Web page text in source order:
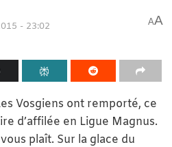
- 23:02
AA
Vosgiens ont remporté, ce
d’affilée en Ligue Magnus.
plaît. Sur la glace du